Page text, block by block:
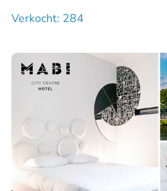
Verkocht: 284